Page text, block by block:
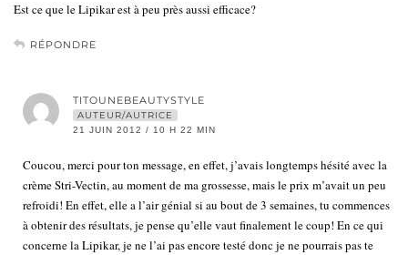
Est ce que le Lipikar est à peu près aussi efficace?
RÉPONDRE
TITOUNEBEAUTYSTYLE
AUTEUR/AUTRICE
21 JUIN 2012 / 10 H 22 MIN
Coucou, merci pour ton message, en effet, j’avais longtemps hésité avec la
crème Stri-Vectin, au moment de ma grossesse, mais le prix m’avait un peu
refroidi! En effet, elle a l’air génial si au bout de 3 semaines, tu commences
à obtenir des résultats, je pense qu’elle vaut finalement le coup! En ce qui
concerne la Lipikar, je ne l’ai pas encore testé donc je ne pourrais pas te